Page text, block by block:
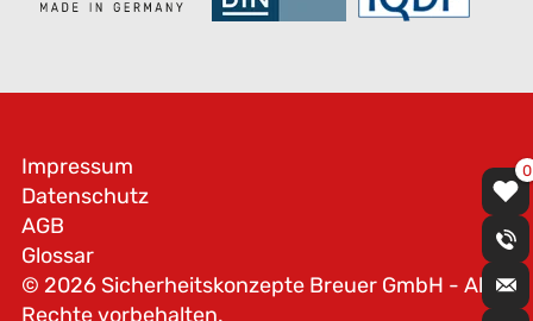
© 2026 Sicherheitskonzepte Breuer GmbH - Alle
Rechte vorbehalten.
Impressum
Datenschutz
AGB
Glossar
0